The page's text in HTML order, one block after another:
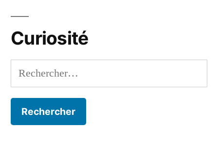
Curiosité
Rechercher :